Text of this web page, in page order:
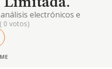
Limitada.
electrónicos e
automóviles y vehículos a
( 0 votos)